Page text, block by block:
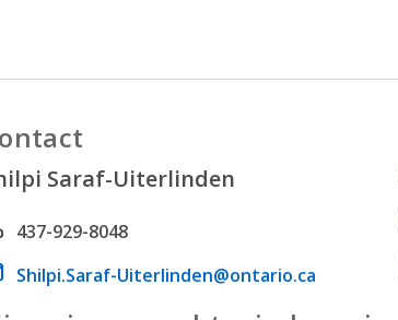
Saraf-Uiterlinden
number
437-929-8048
address
Shilpi.Saraf-Uiterlinden@ontario.ca